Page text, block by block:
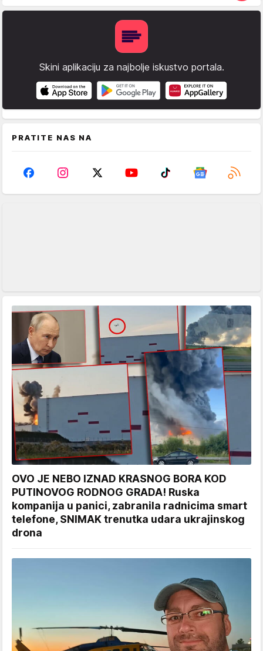
Skini aplikaciju za najbolje iskustvo portala.
PRATITE NAS NA
OVO JE NEBO IZNAD KRASNOG BORA KOD
PUTINOVOG RODNOG GRADA! Ruska
kompanija u panici, zabranila radnicima smart
telefone, SNIMAK trenutka udara ukrajinskog
drona